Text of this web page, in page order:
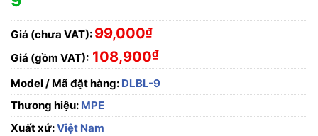
Giá (chưa VAT): 99,000₫
Giá (gồm VAT): 108,900₫
Model / Mã đặt hàng: DLBL-9
Thương hiệu: MPE
Xuất xứ:Việt Nam